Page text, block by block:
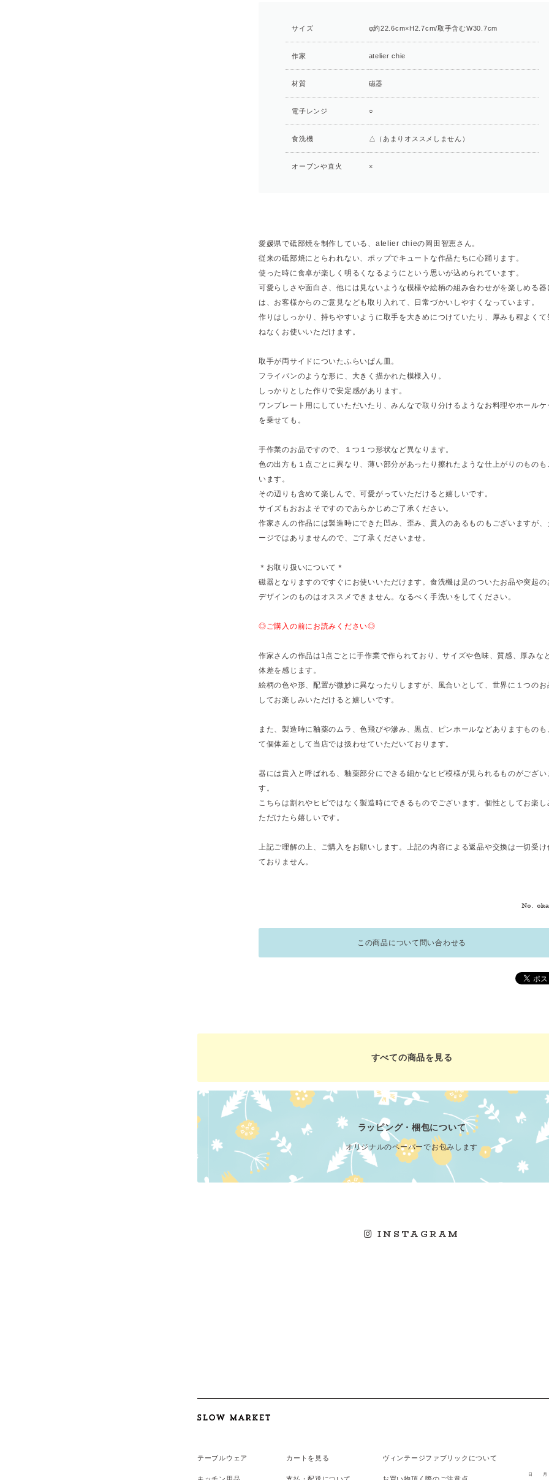
サイズ φ約22.6cm×H2.7cm/取手含むW30.7cm
作家 atelier chie
材質 磁器
電子レンジ ○
食洗機 △（あまりオススメしません）
オーブンや直火 ×
愛媛県で砥部焼を制作している、atelier chieの岡田智恵さん。
従来の砥部焼にとらわれない、ポップでキュートな作品たちに心踊ります。
使った時に食卓が楽しく明るくなるようにという思いが込められています。
可愛らしさや面白さ、他には見ないような模様や絵柄の組み合わせがを楽しめる器
は、お客様からのご意見なども取り入れて、日常づかいしやすくなっています。
作りはしっかり、持ちやすいように取手を大きめにつけていたり、厚みも程よくて
ねなくお使いいただけます。
取手が両サイドについたふらいぱん皿。
フライパンのような形に、大きく描かれた模様入り。
しっかりとした作りで安定感があります。
ワンプレート用にしていただいたり、みんなで取り分けるようなお料理やホールケ
を乗せても。
手作業のお品ですので、１つ１つ形状など異なります。
色の出方も１点ごとに異なり、薄い部分があったり擦れたような仕上がりのものも
います。
その辺りも含めて楽しんで、可愛がっていただけると嬉しいです。
サイズもおおよそですのであらかじめご了承ください。
作家さんの作品には製造時にできた凹み、歪み、貫入のあるものもございますが、
ージではありませんので、ご了承くださいませ。
＊お取り扱いについて＊
磁器となりますのですぐにお使いいただけます。食洗機は足のついたお品や突起の
デザインのものはオススメできません。なるべく手洗いをしてください。
◎ご購入の前にお読みください◎
作家さんの作品は1点ごとに手作業で作られており、サイズや色味、質感、厚みな
体差を感じます。
絵柄の色や形、配置が微妙に異なったりしますが、風合いとして、世界に１つのお
してお楽しみいただけると嬉しいです。
また、製造時に釉薬のムラ、色飛びや滲み、黒点、ピンホールなどありますものも
て個体差として当店では扱わせていただいております。
器には貫入と呼ばれる、釉薬部分にできる細かなヒビ模様が見られるものがござい
す。
こちらは割れやヒビではなく製造時にできるものでございます。個性としてお楽し
ただけたら嬉しいです。
上記ご理解の上、ご購入をお願いします。上記の内容による返品や交換は一切受け
ておりません。
No.
この商品について問い合わせる
すべての商品を見る
ラッピング・梱包について
オリジナルのペーパーでお包みします
INSTAGRAM
テーブルウェア カートを見る ヴィンテージファブリックについて
日 月